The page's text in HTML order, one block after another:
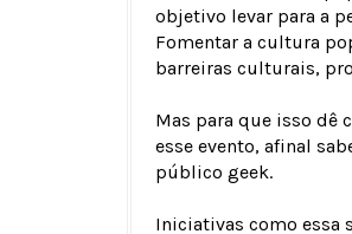
objetivo levar para a
Fomentar a cultura
barreiras culturais,
Mas para que isso dê
esse evento, afinal
público geek.
Iniciativas como essa